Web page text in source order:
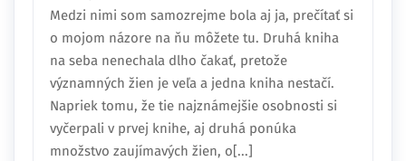
Medzi nimi som samozrejme bola aj ja, prečítať si
o mojom názore na ňu môžete tu. Druhá kniha
na seba nenechala dlho čakať, pretože
významných žien je veľa a jedna kniha nestačí.
Napriek tomu, že tie najznámejšie osobnosti si
vyčerpali v prvej knihe, aj druhá ponúka
množstvo zaujímavých žien, o[...]